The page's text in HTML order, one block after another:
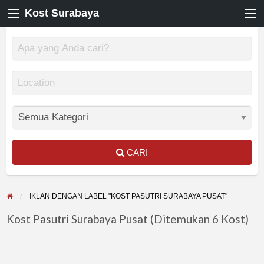
Kost Surabaya
CARI
IKLAN DENGAN LABEL "KOST PASUTRI SURABAYA PUSAT"
Kost Pasutri Surabaya Pusat (Ditemukan 6 Kost)